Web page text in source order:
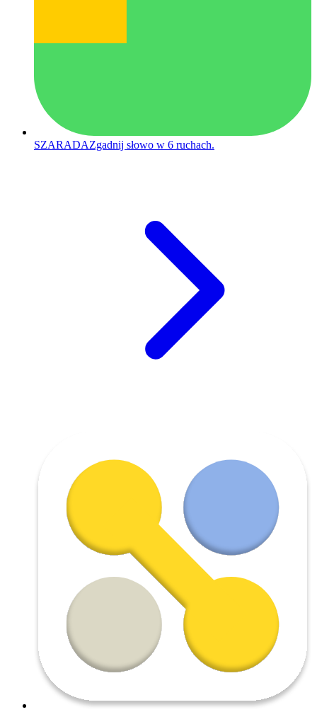
SZARADAZgadnij słowo w 6 ruchach.